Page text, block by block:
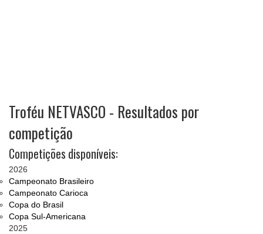
Troféu NETVASCO - Resultados por
competição
Competições disponíveis:
2026
Campeonato Brasileiro
Campeonato Carioca
Copa do Brasil
Copa Sul-Americana
2025